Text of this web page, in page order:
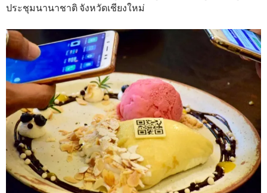
ประชุมนานาชาติ จังหวัดเชียงใหม่